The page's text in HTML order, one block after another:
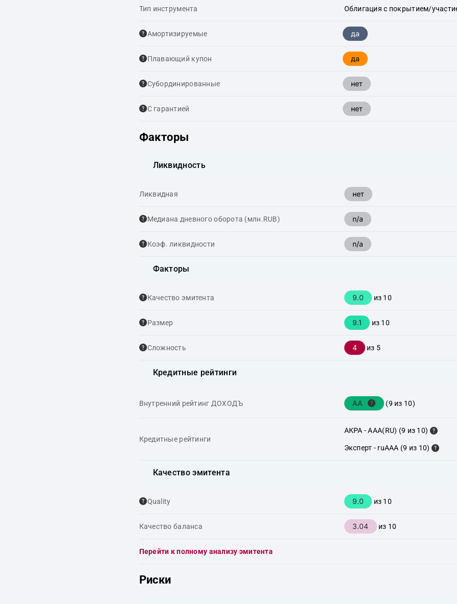
Тип инструмента Облигация с покрытием/
Амортизируемые да
Плавающий купон да
Cубординированные нет
С гарантией нет
Факторы
Ликвидность
Ликвидная нет
Медиана дневного оборота (млн.RUB) n/a
Коэф. ликвидности n/a
Факторы
Качество эмитента 9.0 из 10
Размер 9.1 из 10
Сложность 4 из 5
Кредитные рейтинги
Внутренний рейтинг ДОХОДЪ AA (9 из 10)
Кредитные рейтинги
АКРА - AAA(RU) (9 из 10)
Эксперт - ruAAA (9 из 10)
Качество эмитента
Quality 9.0 из 10
Качество баланса 3.04 из 10
Перейти к полному анализу эмитента
Риски